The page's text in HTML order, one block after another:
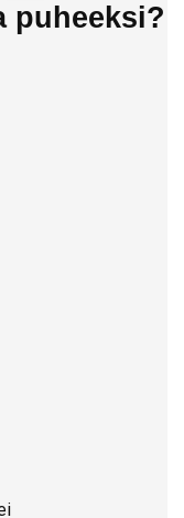
puheeksi?